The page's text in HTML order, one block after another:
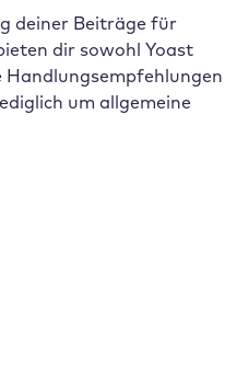
deiner Beiträge für
dir sowohl Yoast
Handlungsempfehlungen
um allgemeine